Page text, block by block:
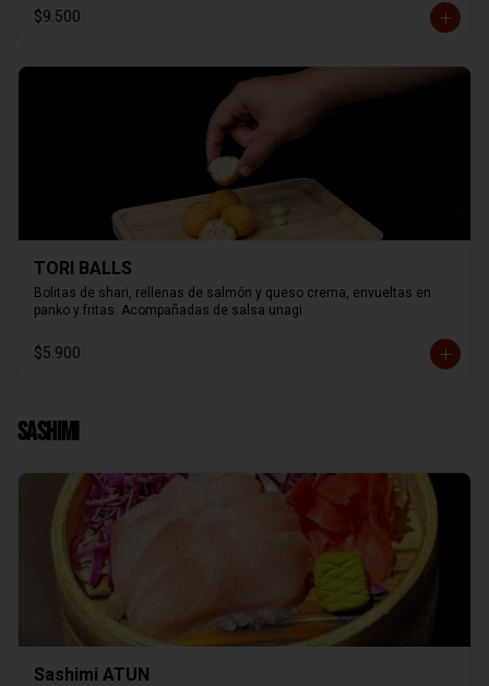
$9.500
TORI BALLS
Bolitas de shari, rellenas de salmón y queso crema, envueltas en
panko y fritas. Acompañadas de salsa unagi.
$5.900
Sashimi
Sashimi ATUN